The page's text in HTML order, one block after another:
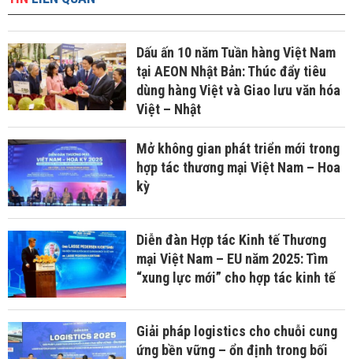
Dấu ấn 10 năm Tuần hàng Việt Nam
tại AEON Nhật Bản: Thúc đẩy tiêu
dùng hàng Việt và Giao lưu văn hóa
Việt – Nhật
Mở không gian phát triển mới trong
hợp tác thương mại Việt Nam – Hoa
kỳ
Diễn đàn Hợp tác Kinh tế Thương
mại Việt Nam – EU năm 2025: Tìm
“xung lực mới” cho hợp tác kinh tế
Giải pháp logistics cho chuỗi cung
ứng bền vững – ổn định trong bối